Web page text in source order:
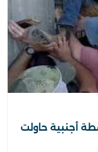
أجنبية حاولت